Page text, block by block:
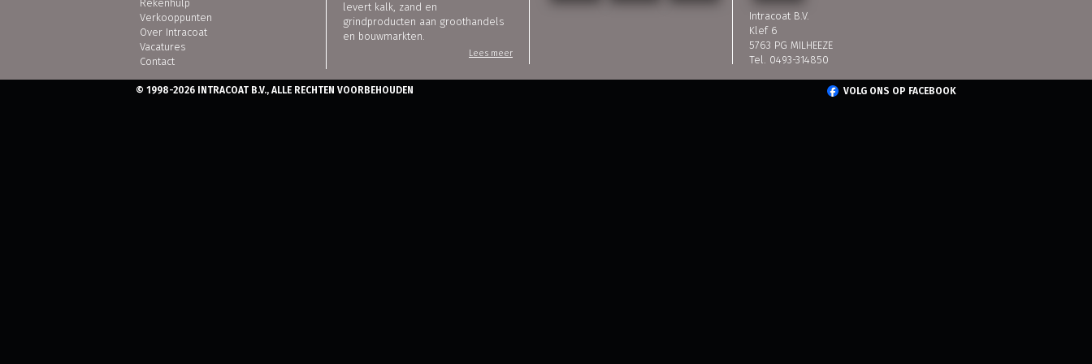
Rekenhulp
Verkooppunten
Over Intracoat
Vacatures
Contact
levert kalk, zand en
grindproducten aan groothandels
en bouwmarkten.
Lees meer
Intracoat B.V.
Klef 6
5763 PG MILHEEZE
Tel. 0493-314850
© 1998-2026 INTRACOAT B.V., ALLE RECHTEN VOORBEHOUDEN VOLG ONS OP FACEBOOK